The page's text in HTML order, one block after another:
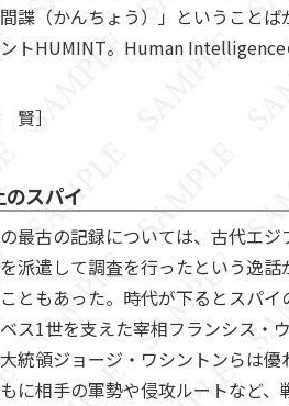
諜（かんちょう）」ということ
トHUMINT。Human Intelligence
賢］
スパイ
最古の記録については、古代エ
派遣して調査を行ったという逸
ともあった。時代が下るとスパ
ス1世を支えた宰相フランシス・
統領ジョージ・ワシントンらは
に相手の軍勢や侵攻ルートなど